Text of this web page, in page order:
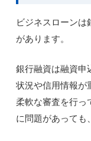
ビジネスローンは
があります。
銀行融資は融資申
状況や信用情報が
柔軟な審査を行っ
に問題があっても